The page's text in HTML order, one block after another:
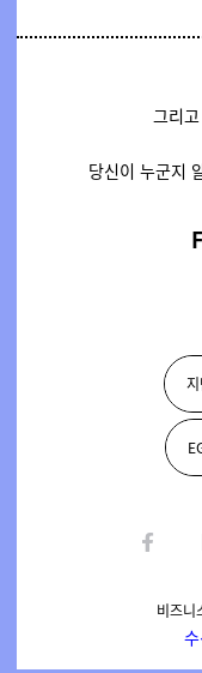
그리
당신이 누군지
비즈니